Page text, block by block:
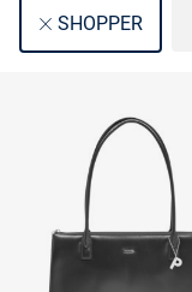
SHOPPER